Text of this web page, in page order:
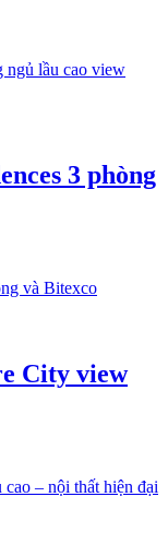
3 phòng
City view